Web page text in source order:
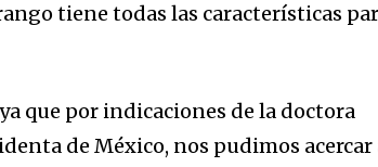
tiene todas las características
que por indicaciones de la doctora
de México, nos pudimos acercar